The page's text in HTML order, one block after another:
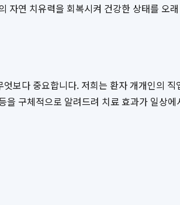
자연 치유력을 회복시켜 건강한 상태를 오
보다 중요합니다. 저희는 환자 개개인의 직
구체적으로 알려드려 치료 효과가 일상